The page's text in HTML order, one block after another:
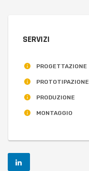
SERVIZI
PROGETTAZIONE
PROTOTIPAZIONE
PRODUZIONE
MONTAGGIO